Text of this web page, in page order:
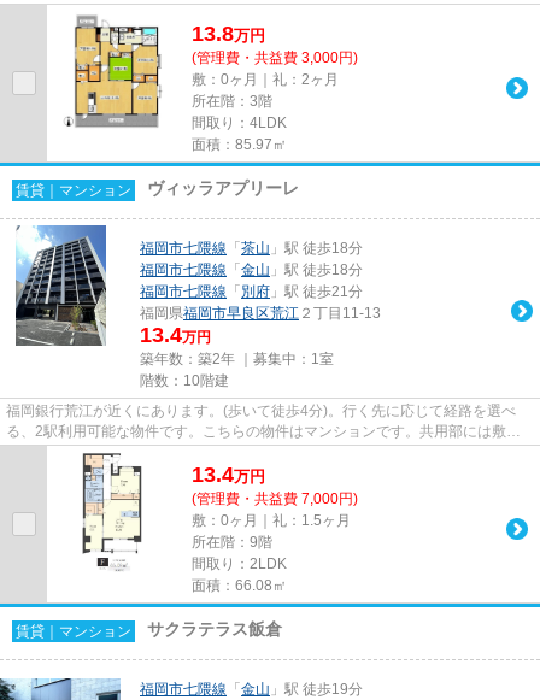
す。「シャルム荒江」の物件情報...
13.8万円
(管理費・共益費 3,000円)
敷：0ヶ月｜礼：2ヶ月
所在階：3階
間取り：4LDK
面積：85.97㎡
賃貸｜マンション ヴィッラアプリーレ
福岡市七隈線 「 茶山 」駅 徒歩18分
福岡市七隈線 「 金山 」駅 徒歩18分
福岡市七隈線 「 別府 」駅 徒歩21分
福岡県福岡市早良区荒江 ２丁目11-13
13.4万円
築年数：築2年 ｜募集中： 1室
階数：10階建
福岡銀行荒江が近くにあります。(歩いて徒歩4分)。行く先に応じて経路を選べ
る、2駅利用可能な物件です。こちらの物件はマンションです。共用部には敷地
内ごみ置き場・エレベータなど...
13.4万円
(管理費・共益費 7,000円)
敷：0ヶ月｜礼：1.5ヶ月
所在階：9階
間取り：2LDK
面積：66.08㎡
賃貸｜マンション サクラテラス飯倉
福岡市七隈線 「 金山 」駅 徒歩19分